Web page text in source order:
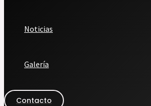
Noticias
Galería
Contacto